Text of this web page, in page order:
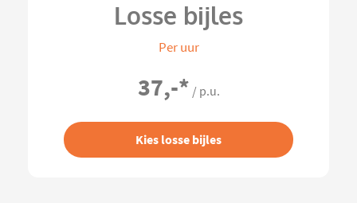
Losse bijles
Per uur
37,-* / p.u.
Kies losse bijles